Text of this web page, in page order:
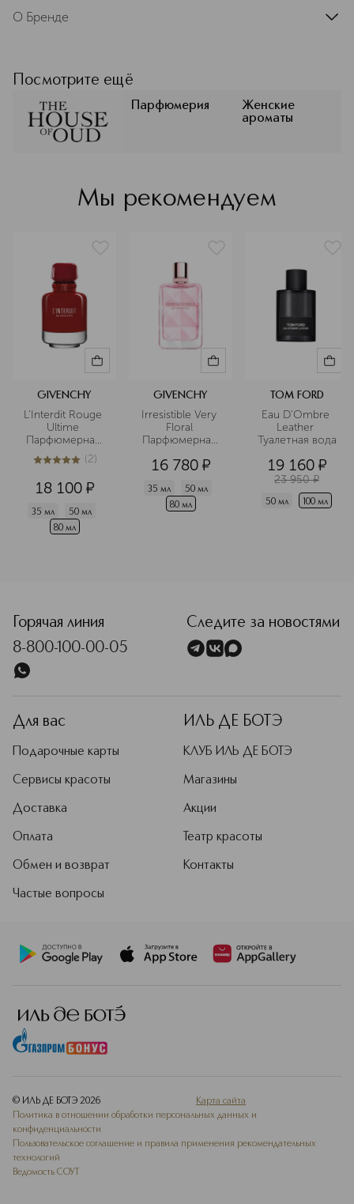
артикул
О Бренде
рожденный из союза парфюмера
Андреа Казотти и мастера уда
Мохаммеда Абу Наши. Их цель —
создать нечто большее, чем духи:
классической пирамиде: здесь ноты
многомерным звучанием.
Подробнее
Посмотрите ещё
Парфюмерия
Женские
ароматы
Мы рекомендуем
GIVENCHY
L'Interdit Rouge
Ultime
Парфюмерная
вода
5из 52 (2)
18 100 ¤
35 мл
50 мл
80 мл
GIVENCHY
Irresistible Very
Floral
Парфюмерная
16 780 ¤
35 мл
50 мл
80 мл
TOM FORD
Eau D'Ombre
Leather
Туалетная вода
19 160 ¤
23 950 ¤
50 мл 100 мл
Горячая линия
8-800-100-00-05
Следите за новостями
Для вас
Подарочные карты
Сервисы красоты
Доставка
Оплата
Обмен и возврат
Частые вопросы
ИЛЬ ДЕ БОТЭ
КЛУБ ИЛЬ ДЕ БОТЭ
Магазины
Акции
Театр красоты
Контакты
© ИЛЬ ДЕ БОТЭ 2026
Карта сайта
Политика в отношении обработки персональных данных и
конфиденциальности
Пользовательское соглашение и правила применения рекомендательных
технологий
Ведомость СОУТ